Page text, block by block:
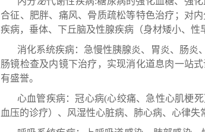
合征、肥胖、痛风、骨质疏松等特色治疗；对
疾病，垂体、下丘脑及性腺疾病（身材矮小、性
消化系统疾病：急慢性胰腺炎、胃炎、肠炎
肠镜检查及内镜下治疗，实现消化道息肉一站
有盛誉。
心血管疾病：冠心病(心绞痛、急性心肌梗
血压的诊疗）、风湿性心脏病、肺心病、心律失